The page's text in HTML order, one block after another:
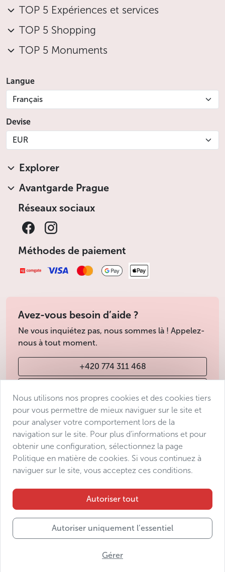
TOP 5 Expériences et services
TOP 5 Shopping
TOP 5 Monuments
Langue
Français
Devise
EUR
Explorer
Avantgarde Prague
Réseaux sociaux
Méthodes de paiement
Avez-vous besoin d’aide ?
Ne vous inquiétez pas, nous sommes là ! Appelez-
nous à tout moment.
+420 774 311 468
Conditions de vente
Protection des données
Déclaration d’accessibilité
Manage consent
Nous utilisons nos propres cookies et des cookies tiers
pour vous permettre de mieux naviguer sur le site et
pour analyser votre comportement lors de la
navigation sur le site. Pour plus d’informations et pour
obtenir une configuration, sélectionnez la page
Politique en matière de cookies. Si vous continuez à
naviguer sur le site, vous acceptez ces conditions.
Autoriser tout
Autoriser uniquement l’essentiel
Gérer